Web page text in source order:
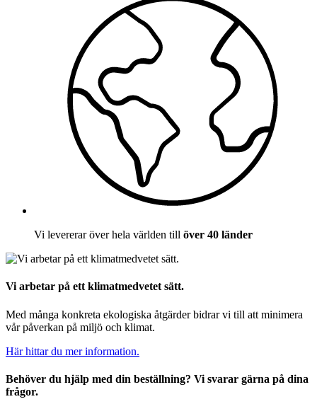
Vi levererar över hela världen till över 40 länder
Vi arbetar på ett klimatmedvetet sätt.
Med många konkreta ekologiska åtgärder bidrar vi till att minimera
vår påverkan på miljö och klimat.
Här hittar du mer information.
Behöver du hjälp med din beställning? Vi svarar gärna på dina
frågor.